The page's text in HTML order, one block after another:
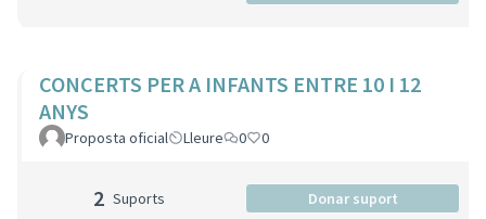
CONCERTS PER A INFANTS ENTRE 10 I 12
ANYS
Proposta oficial Lleure 0 0
2 Suports Donar suport